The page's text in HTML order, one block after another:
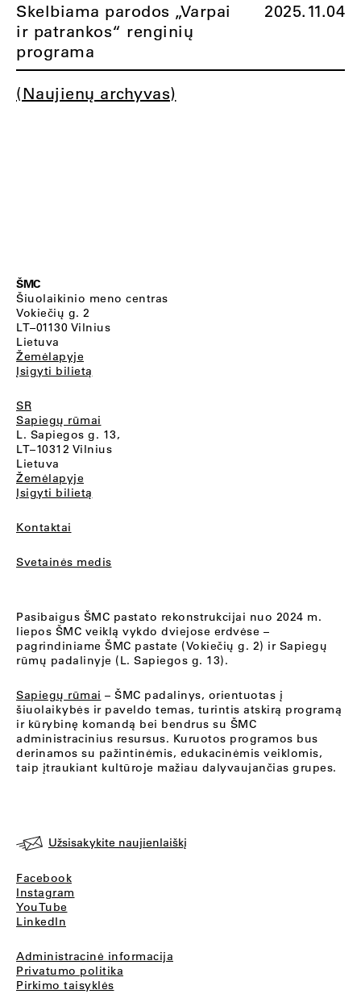
Skelbiama parodos „Varpai
ir patrankos“ renginių
programa
2025.11.04
(Naujienų archyvas)
ŠMC
Šiuolaikinio meno centras
Vokiečių g. 2
LT–01130 Vilnius
Lietuva
Žemėlapyje
Įsigyti bilietą
SR
Sapiegų rūmai
L. Sapiegos g. 13,
LT–10312 Vilnius
Lietuva
Žemėlapyje
Įsigyti bilietą
Kontaktai
Svetainės medis
Pasibaigus ŠMC pastato rekonstrukcijai nuo 2024 m.
liepos ŠMC veiklą vykdo dviejose erdvėse –
pagrindiniame ŠMC pastate (Vokiečių g. 2) ir Sapiegų
rūmų padalinyje (L. Sapiegos g. 13).
Sapiegų rūmai – ŠMC padalinys, orientuotas į
šiuolaikybės ir paveldo temas, turintis atskirą programą
ir kūrybinę komandą bei bendrus su ŠMC
administracinius resursus. Kuruotos programos bus
derinamos su pažintinėmis, edukacinėmis veiklomis,
taip įtraukiant kultūroje mažiau dalyvaujančias grupes.
Užsisakykite naujienlaiškį
Facebook
Instagram
YouTube
LinkedIn
Administracinė informacija
Privatumo politika
Pirkimo taisyklės